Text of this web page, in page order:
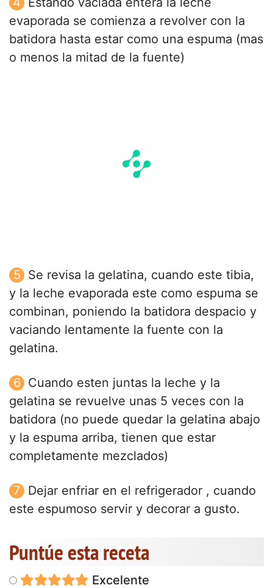
evaporada se comienza a revolver con la
batidora hasta estar como una espuma (mas
o menos la mitad de la fuente)
Se revisa la gelatina, cuando este tibia,
y la leche evaporada este como espuma se
combinan, poniendo la batidora despacio y
vaciando lentamente la fuente con la
gelatina.
Cuando esten juntas la leche y la
gelatina se revuelve unas 5 veces con la
batidora (no puede quedar la gelatina abajo
y la espuma arriba, tienen que estar
completamente mezclados)
Dejar enfriar en el refrigerador , cuando
este espumoso servir y decorar a gusto.
Puntúe esta receta
Excelente